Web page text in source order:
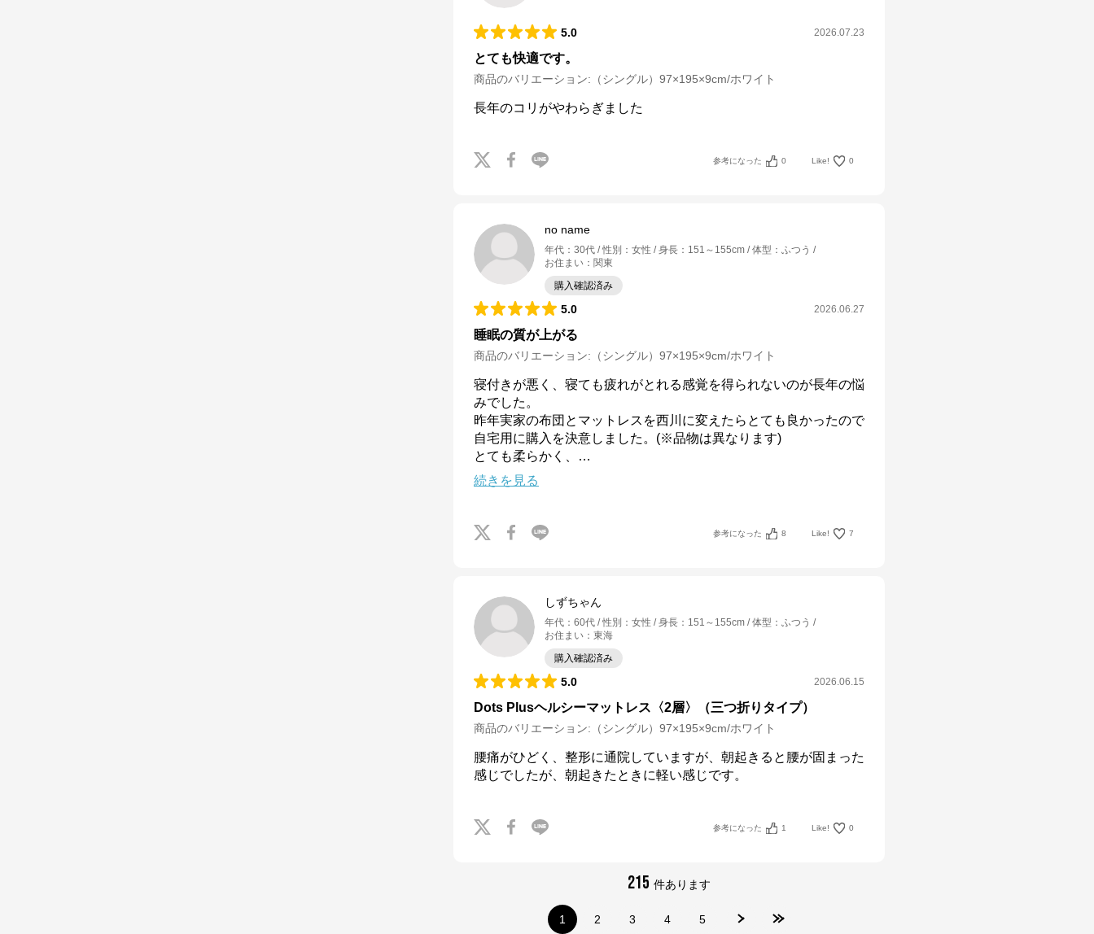
5.0 2026.07.23
とても快適です。
商品のバリエーション: （シングル）97×195×9cm/ホワイト
長年のコリがやわらぎました
参考になった 0 Like! 0
no name
年代 ： 30代 性別 ： 女性 身長 ： 151～155cm 体型 ： ふつう
お住まい ： 関東
購入確認済み
5.0 2026.06.27
睡眠の質が上がる
商品のバリエーション: （シングル）97×195×9cm/ホワイト
寝付きが悪く、寝ても疲れがとれる感覚を得られないのが長年の悩
みでした。
昨年実家の布団とマットレスを西川に変えたらとても良かったので
自宅用に購入を決意しました。(※品物は異なります)
とても柔らかく、
…
続きを見る
参考になった 8 Like! 7
しずちゃん
年代 ： 60代 性別 ： 女性 身長 ： 151～155cm 体型 ： ふつう
お住まい ： 東海
購入確認済み
5.0 2026.06.15
Dots Plusヘルシーマットレス〈2層〉（三つ折りタイプ）
商品のバリエーション: （シングル）97×195×9cm/ホワイト
腰痛がひどく、整形に通院していますが、朝起きると腰が固まった
感じでしたが、朝起きたときに軽い感じです。
参考になった 1 Like! 0
215 件あります
1 2 3 4 5
nishikawa(西川)公式オンラインショップ